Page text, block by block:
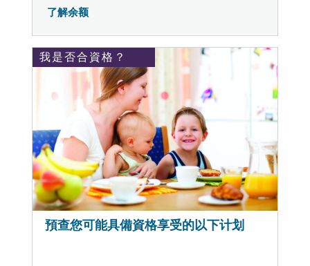
了解余额
我是否合資格？
預查您可能具備資格享受的以下计划